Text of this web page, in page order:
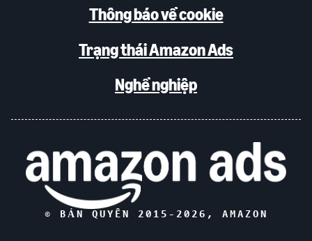
Thông báo về cookie
Trạng thái Amazon Ads
Nghề nghiệp
© BẢN QUYỀN 2015- 2026 , AMAZON